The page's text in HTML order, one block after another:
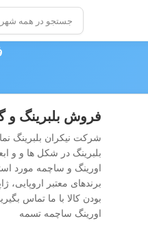
فروش بلبرینگ و
اورینگ و ساچمه مورد
اورینگ ساچمه تسمه